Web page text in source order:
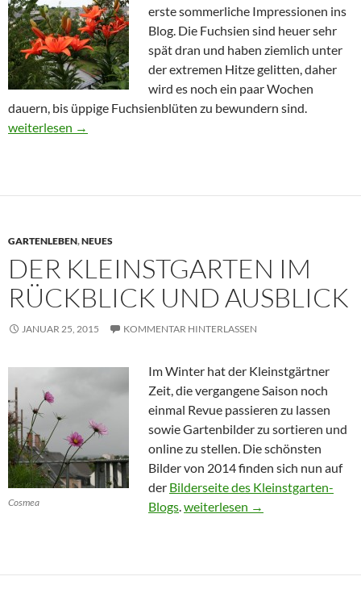
erste sommerliche Impressionen ins
Blog. Die Fuchsien sind heuer sehr
spät dran und haben ziemlich unter
der extremen Hitze gelitten, daher
wird es noch ein paar Wochen
dauern, bis üppige Fuchsienblüten zu bewundern sind.
Sommer!
weiterlesen →
GARTENLEBEN,NEUES
DER KLEINSTGARTEN IM
RÜCKBLICK UND AUSBLICK
JANUAR 25, 2015 KOMMENTAR HINTERLASSEN
Cosmea
Im Winter hat der Kleinstgärtner
Zeit, die vergangene Saison noch
einmal Revue passieren zu lassen
sowie Gartenbilder zu sortieren und
online zu stellen. Die schönsten
Bilder von 2014 finden sich nun auf
der Bilderseite des Kleinstgarten-
Blogs.Der Kleinstgarten im Rückblick
weiterlesen →